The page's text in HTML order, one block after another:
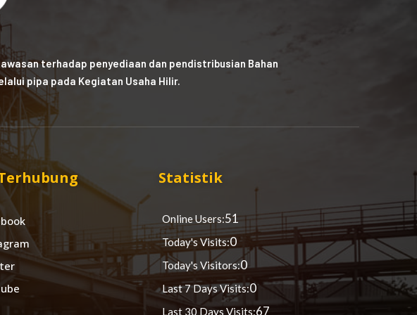
terhadap penyediaan dan pendistribusian Bahan
pipa pada Kegiatan Usaha Hilir.
Statistik
Online Users:51
Today's Visits:0
Today's Visitors:0
Last 7 Days Visits:0
Last 30 Days Visits:67